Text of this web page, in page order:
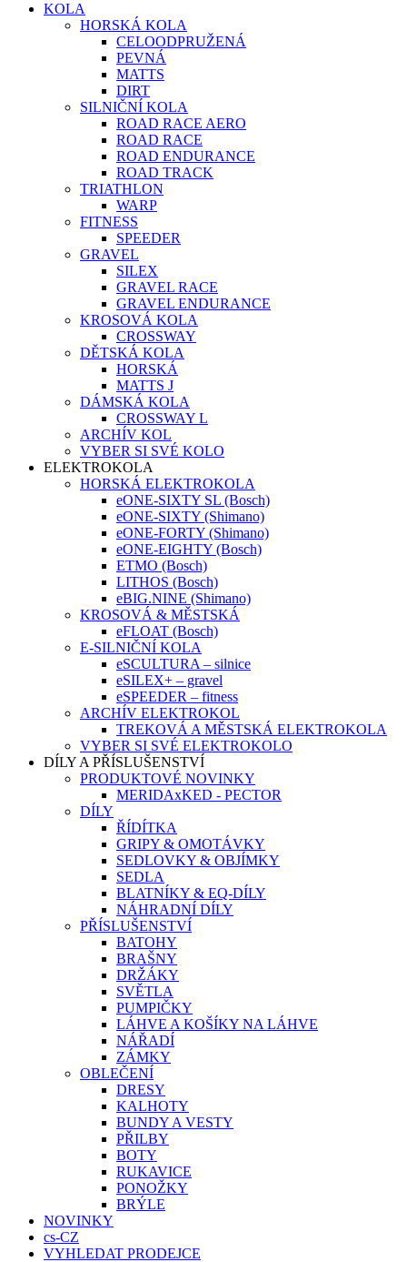
KOLA
HORSKÁ KOLA
CELOODPRUŽENÁ
PEVNÁ
MATTS
DIRT
SILNIČNÍ KOLA
ROAD RACE AERO
ROAD RACE
ROAD ENDURANCE
ROAD TRACK
TRIATHLON
WARP
FITNESS
SPEEDER
GRAVEL
SILEX
GRAVEL RACE
GRAVEL ENDURANCE
KROSOVÁ KOLA
CROSSWAY
DĚTSKÁ KOLA
HORSKÁ
MATTS J
DÁMSKÁ KOLA
CROSSWAY L
ARCHÍV KOL
VYBER SI SVÉ KOLO
ELEKTROKOLA
HORSKÁ ELEKTROKOLA
eONE-SIXTY SL (Bosch)
eONE-SIXTY (Shimano)
eONE-FORTY (Shimano)
eONE-EIGHTY (Bosch)
ETMO (Bosch)
LITHOS (Bosch)
eBIG.NINE (Shimano)
KROSOVÁ & MĚSTSKÁ
eFLOAT (Bosch)
E-SILNIČNÍ KOLA
eSCULTURA – silnice
eSILEX+ – gravel
eSPEEDER – fitness
ARCHÍV ELEKTROKOL
TREKOVÁ A MĚSTSKÁ ELEKTROKOLA
VYBER SI SVÉ ELEKTROKOLO
DÍLY A PŘÍSLUŠENSTVÍ
PRODUKTOVÉ NOVINKY
MERIDAxKED - PECTOR
DÍLY
ŘÍDÍTKA
GRIPY & OMOTÁVKY
SEDLOVKY & OBJÍMKY
SEDLA
BLATNÍKY & EQ-DÍLY
NÁHRADNÍ DÍLY
PŘÍSLUŠENSTVÍ
BATOHY
BRAŠNY
DRŽÁKY
SVĚTLA
PUMPIČKY
LÁHVE A KOŠÍKY NA LÁHVE
NÁŘADÍ
ZÁMKY
OBLEČENÍ
DRESY
KALHOTY
BUNDY A VESTY
PŘILBY
BOTY
RUKAVICE
PONOŽKY
BRÝLE
NOVINKY
cs-CZ
VYHLEDAT PRODEJCE